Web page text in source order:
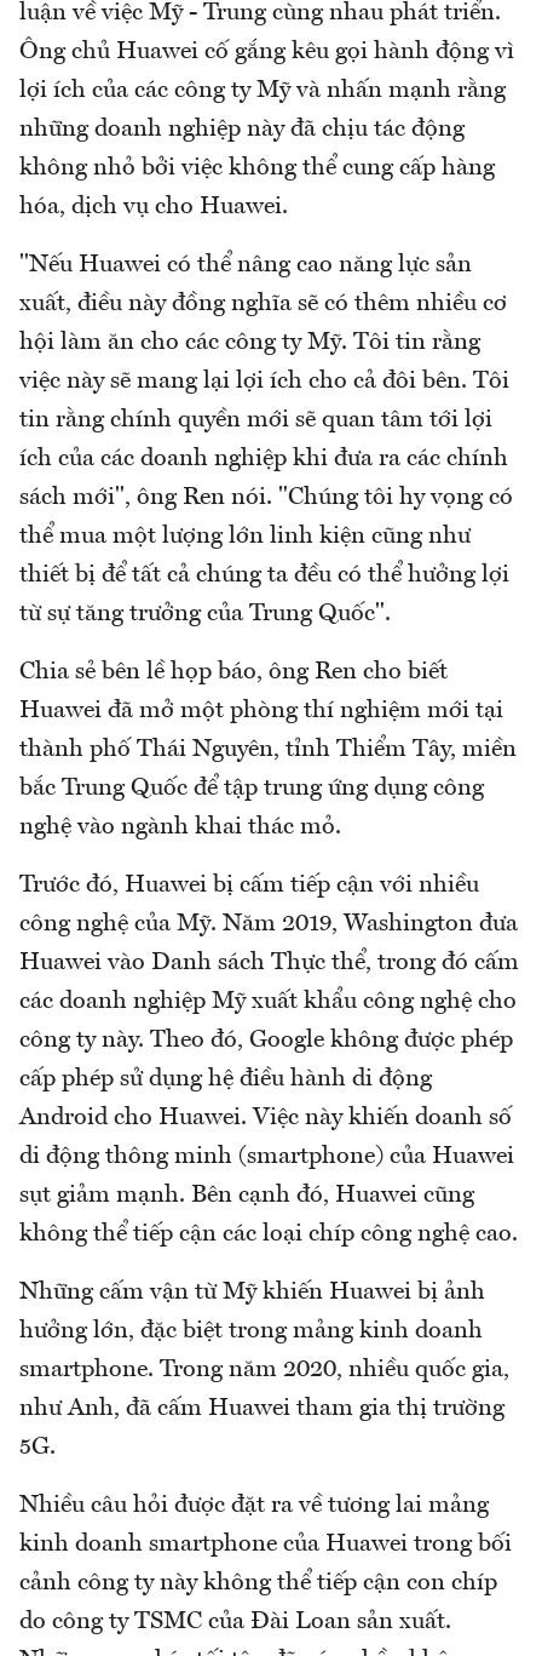
luận về việc Mỹ - Trung cùng nhau phát triển.
Ông chủ Huawei cố gắng kêu gọi hành động vì
lợi ích của các công ty Mỹ và nhấn mạnh rằng
những doanh nghiệp này đã chịu tác động
không nhỏ bởi việc không thể cung cấp hàng
hóa, dịch vụ cho Huawei.
"Nếu Huawei có thể nâng cao năng lực sản
xuất, điều này đồng nghĩa sẽ có thêm nhiều cơ
hội làm ăn cho các công ty Mỹ. Tôi tin rằng
việc này sẽ mang lại lợi ích cho cả đôi bên. Tôi
tin rằng chính quyền mới sẽ quan tâm tới lợi
ích của các doanh nghiệp khi đưa ra các chính
sách mới", ông Ren nói. "Chúng tôi hy vọng có
thể mua một lượng lớn linh kiện cũng như
thiết bị để tất cả chúng ta đều có thể hưởng lợi
từ sự tăng trưởng của Trung Quốc".
Chia sẻ bên lề họp báo, ông Ren cho biết
Huawei đã mở một phòng thí nghiệm mới tại
thành phố Thái Nguyên, tỉnh Thiểm Tây, miền
bắc Trung Quốc để tập trung ứng dụng công
nghệ vào ngành khai thác mỏ.
Trước đó, Huawei bị cấm tiếp cận với nhiều
công nghệ của Mỹ. Năm 2019, Washington đưa
Huawei vào Danh sách Thực thể, trong đó cấm
các doanh nghiệp Mỹ xuất khẩu công nghệ cho
công ty này. Theo đó, Google không được phép
cấp phép sử dụng hệ điều hành di động
Android cho Huawei. Việc này khiến doanh số
di động thông minh (smartphone) của Huawei
sụt giảm mạnh. Bên cạnh đó, Huawei cũng
không thể tiếp cận các loại chíp công nghệ cao.
Những cấm vận từ Mỹ khiến Huawei bị ảnh
hưởng lớn, đặc biệt trong mảng kinh doanh
smartphone. Trong năm 2020, nhiều quốc gia,
như Anh, đã cấm Huawei tham gia thị trường
5G.
Nhiều câu hỏi được đặt ra về tương lai mảng
kinh doanh smartphone của Huawei trong bối
cảnh công ty này không thể tiếp cận con chíp
do công ty TSMC của Đài Loan sản xuất.